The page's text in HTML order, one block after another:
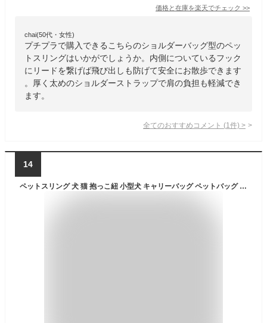
価格と在庫を楽天でチェック >>
chai(50代・女性)
プチプラで購入できるこちらのショルダーバッグ型のペッ
トスリングはいかがでしょうか。内側についているフック
にリードを繋げば飛び出しも防げて安全にお散歩できます
。厚く太めのショルダーストラップで肩の負担も軽減でき
ます。
全てのおすすめコメント (1 件) >
14
ペットスリング 犬 猫 抱っこ紐 小型犬 キャリーバッグ ペットバッグ 飛び出し防止 引き紐付きネット保護 長さ調節可能 持ち運びやすい 自転车、バイク出行 通院 防災用 ポケット付き8キロまで対応 ベージュ